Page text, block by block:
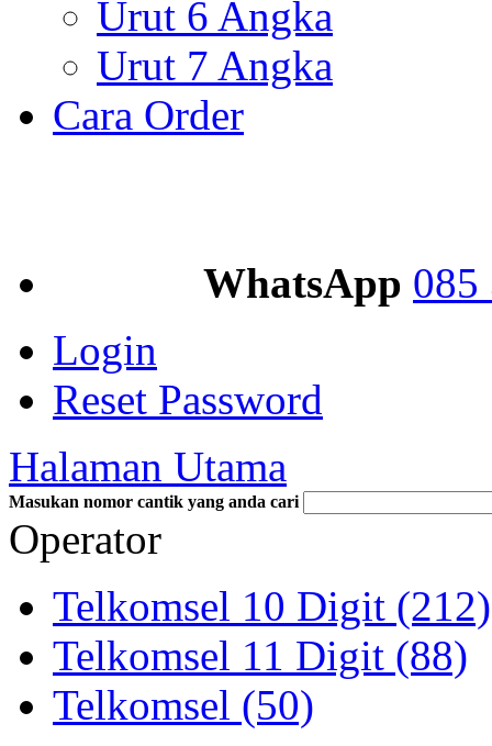
Urut 6 Angka
Urut 7 Angka
Cara Order
WhatsApp 085
Login
Reset Password
Halaman Utama
Masukan nomor cantik yang anda cari
Operator
Telkomsel 10 Digit (212)
Telkomsel 11 Digit (88)
Telkomsel (50)